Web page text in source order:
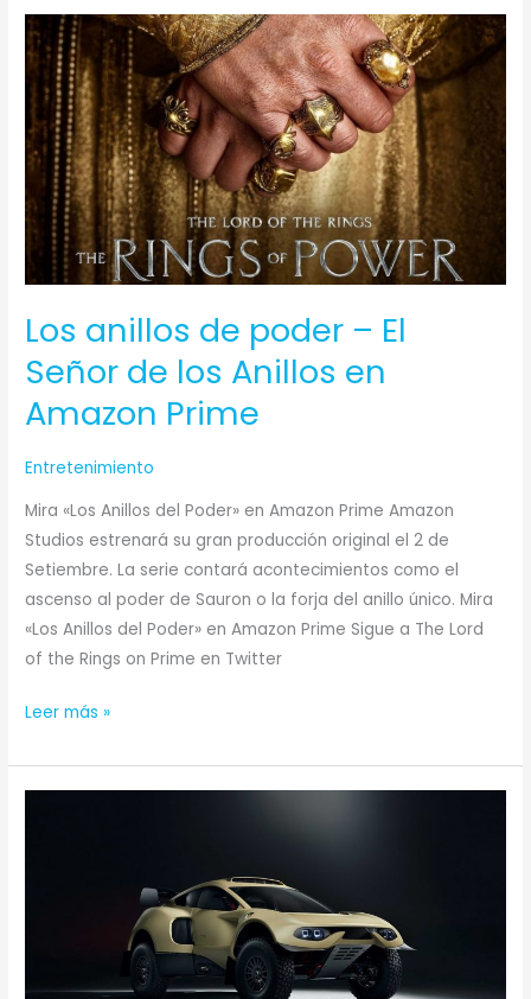
Los anillos de poder – El
Señor de los Anillos en
Amazon Prime
Entretenimiento
Mira «Los Anillos del Poder» en Amazon Prime Amazon
Studios estrenará su gran producción original el 2 de
Setiembre. La serie contará acontecimientos como el
ascenso al poder de Sauron o la forja del anillo único. Mira
«Los Anillos del Poder» en Amazon Prime Sigue a The Lord
of the Rings on Prime en Twitter
Los
anillos
de
poder
–
El
Señor
de
en
Prime
Leer más »